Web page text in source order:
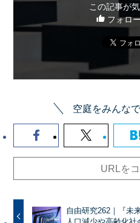
この記事が
フォロ
空庭をみんな
URLを
自由研究262｜『未